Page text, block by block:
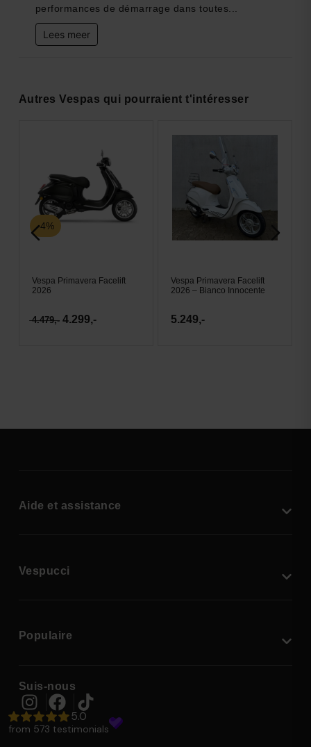
performances de démarrage dans toutes...
Lees meer
Autres Vespas qui pourraient t'intéresser
-4%
Vespa Primavera Facelift
2026
4.479,- 4.299,-
Vespa Primavera Facelift
2026 – Bianco Innocente
5.249,-
Aide et assistance
Vespucci
Populaire
Suis-nous